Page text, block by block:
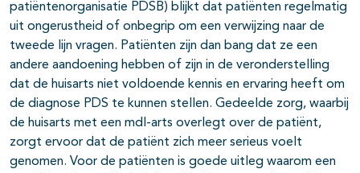
patiëntenorganisatie PDSB) blijkt dat patiënten regelmatig
uit ongerustheid of onbegrip om een verwijzing naar de
tweede lijn vragen. Patiënten zijn dan bang dat ze een
andere aandoening hebben of zijn in de veronderstelling
dat de huisarts niet voldoende kennis en ervaring heeft om
de diagnose PDS te kunnen stellen. Gedeelde zorg, waarbij
de huisarts met een mdl-arts overlegt over de patiënt,
zorgt ervoor dat de patiënt zich meer serieus voelt
genomen. Voor de patiënten is goede uitleg waarom een